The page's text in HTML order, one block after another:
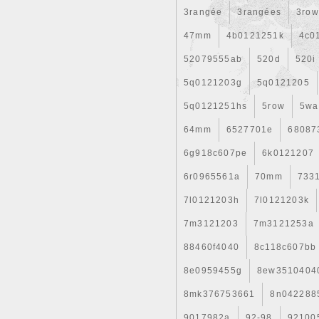
3rangée 3rangées 3row
47mm 4b0121251k
52079555ab 520d 520i
5q0121203g 5q0121205
5q0121251hs 5row
64mm 6527701e
6g918c607pe 6k0121207
6r0965561a 70mm
7l0121203h 7l0121203k
7m3121203 7m3121253a
88460f4040 8c118c607bb
8e0959455g
8mk376753661
accessoires\Auto\ pièces
« mi.sta » et est localisé à/
dans le monde.
Numéro de pièce
Numéro de référence
Autre numéro de pièce:
Marque du véhicule: BMW